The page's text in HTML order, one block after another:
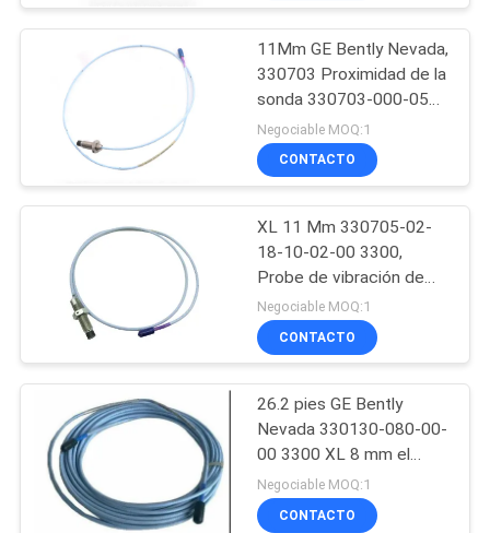
Allen Bradley
Compactlogix es el
director ejecutivo
del proyecto
Aplicación de la
válvula de posición
11Mm GE Bently Nevada,
330703 Proximidad de la
sonda 330703-000-050-
10-02-00
Negociable MOQ:1
CONTACTO
XL 11 Mm 330705-02-
18-10-02-00 3300,
Probe de vibración de
Nevada con montaje
inverso
Negociable MOQ:1
CONTACTO
26.2 pies GE Bently
Nevada 330130-080-00-
00 3300 XL 8 mm el
cable de extensión
Negociable MOQ:1
CONTACTO